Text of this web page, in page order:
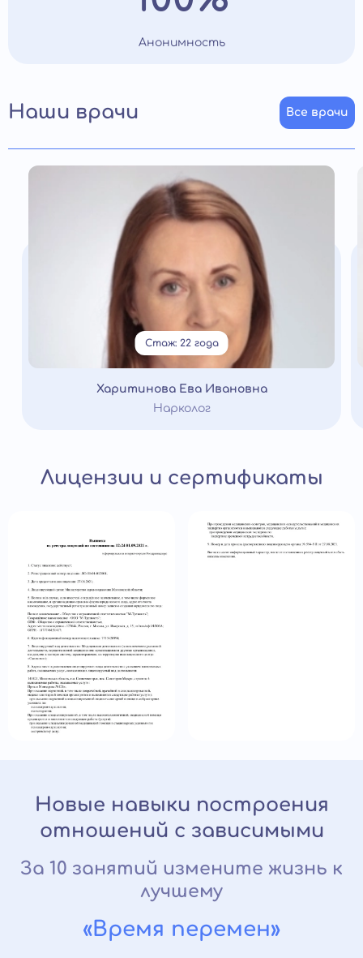
Анонимность
Наши врачи Все врачи
Стаж: 22 года
Харитинова Ева Ивановна
Нарколог
Лицензии и сертификаты
Новые навыки построения
отношений с зависимыми
За 10 занятий измените жизнь к
лучшему
«Время перемен»